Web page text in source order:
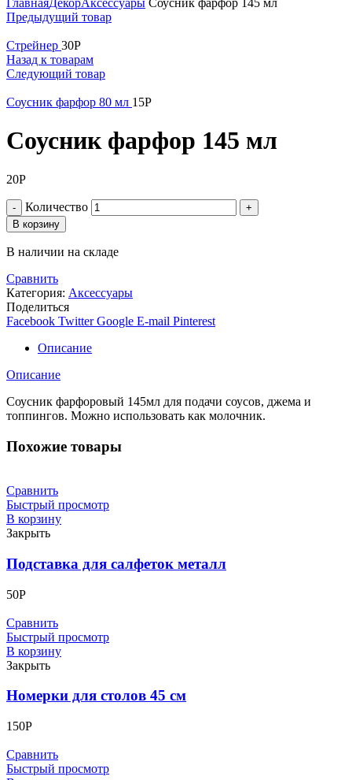
ГлавнаяДекорАксессуары Соусник фарфор 145 мл
Предыдущий товар
Стрейнер 30Р
Назад к товарам
Следующий товар
Соусник фарфор 80 мл 15Р
Соусник фарфор 145 мл
20Р
Количество
В корзину
В наличии на складе
Сравнить
Категория: Аксессуары
Поделиться
Facebook Twitter Google E-mail Pinterest
Описание
Описание
Соусник фарфоровый 145мл для подачи соусов, джема и
топпингов. Можно использовать как молочник.
Похожие товары
Сравнить
Быстрый просмотр
В корзину
Закрыть
Подставка для салфеток металл
50Р
Сравнить
Быстрый просмотр
В корзину
Закрыть
Номерки для столов 45 см
150Р
Сравнить
Быстрый просмотр